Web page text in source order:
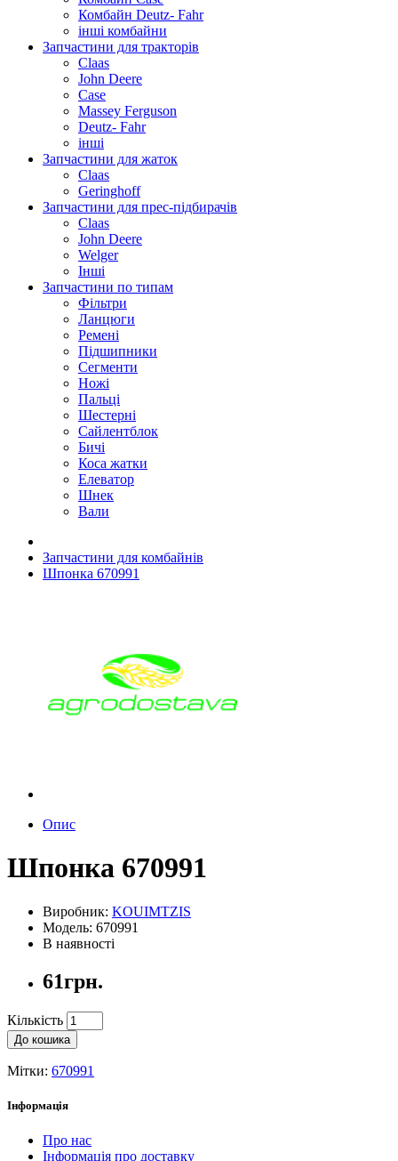
Комбайн Deutz- Fahr
інші комбайни
Запчастини для тракторів
Claas
John Deere
Case
Massey Ferguson
Deutz- Fahr
інші
Запчастини для жаток
Claas
Geringhoff
Запчастини для прес-підбирачів
Claas
John Deere
Welger
Інші
Запчастини по типам
Фільтри
Ланцюги
Ремені
Підшипники
Сегменти
Ножі
Пальці
Шестерні
Сайлентблок
Бичі
Коса жатки
Елеватор
Шнек
Вали
Запчастини для комбайнів
Шпонка 670991
Опис
Шпонка 670991
Виробник: KOUIMTZIS
Модель: 670991
В наявності
61грн.
Кількість
До кошика
Мітки: 670991
Інформація
Про нас
Інформація про доставку